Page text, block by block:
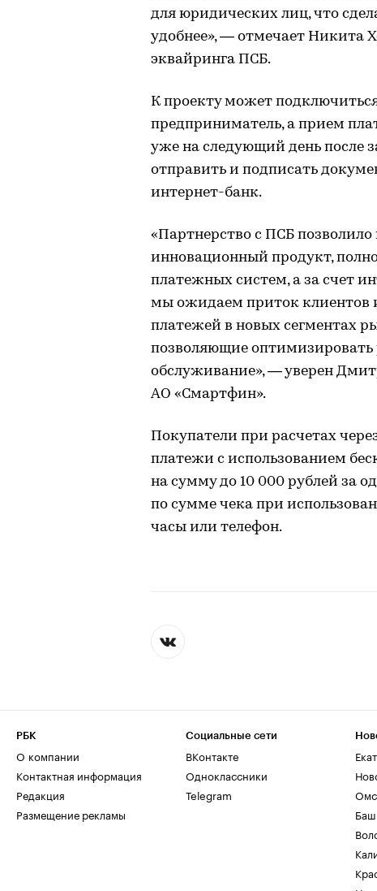
для юридических лиц, что
удобнее», — отмечает Никита
эквайринга ПСБ.
К проекту может
предприниматель, а прием
уже на следующий день после
отправить и подписать
интернет-банк.
«Партнерство с ПСБ
инновационный продукт,
платежных систем, а за счет
мы ожидаем приток клиентов
платежей в новых сегментах
позволяющие оптимизировать
обслуживание», — уверен
АО «Смартфин».
Покупатели при расчетах
платежи с использованием
на сумму до 10 000 рублей за
по сумме чека при
часы или телефон.
РБК
О компании
Контактная информация
Редакция
Размещение рекламы
Социальные сети
ВКонтакте
Одноклассники
Telegram